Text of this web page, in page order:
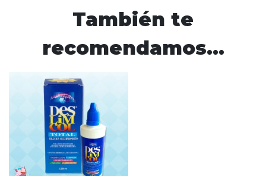
También te
recomendamos…